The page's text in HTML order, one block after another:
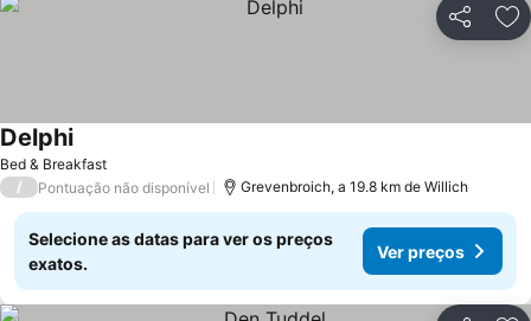
Partilhar
Bed & Breakfast
Delphi
/ Pontuação não disponível Grevenbroich, a 19.8 km de Willich
Selecione as datas para ver os preços
exatos.
Ver preços